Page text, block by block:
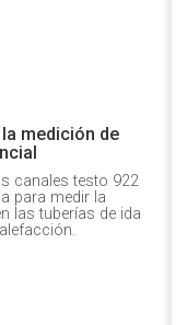
medición de
canales testo 922
para medir la
las tuberías de ida